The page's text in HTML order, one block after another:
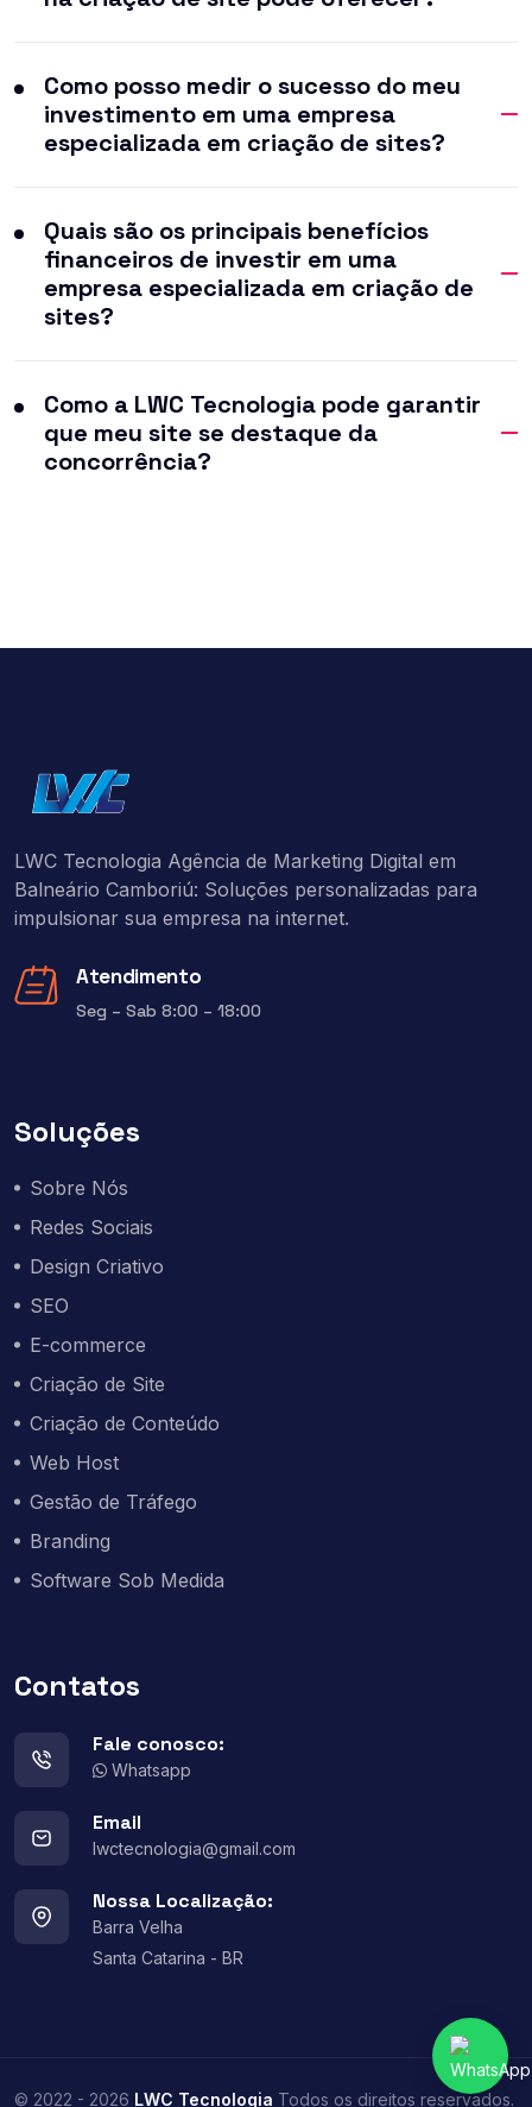
Como posso medir o sucesso do meu
investimento em uma empresa
especializada em criação de sites?
Quais são os principais benefícios
financeiros de investir em uma
empresa especializada em criação de
sites?
Como a LWC Tecnologia pode garantir
que meu site se destaque da
concorrência?
LWC Tecnologia Agência de Marketing Digital em
Balneário Camboriú: Soluções personalizadas para
impulsionar sua empresa na internet.
Atendimento
Seg – Sab 8:00 – 18:00
Soluções
Sobre Nós
Redes Sociais
Design Criativo
SEO
E-commerce
Criação de Site
Criação de Conteúdo
Web Host
Gestão de Tráfego
Branding
Software Sob Medida
Contatos
Fale conosco:
Whatsapp
Email
lwctecnologia@gmail.com
Nossa Localização:
Barra Velha
Santa Catarina - BR
© 2022 - 2026 LWC Tecnologia Todos os direitos reservados.